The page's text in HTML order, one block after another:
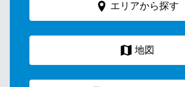
エリアから探す
地図